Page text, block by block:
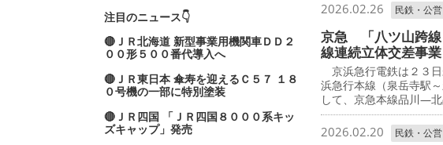
注目のニュース👇
🔴ＪＲ北海道 新型事業用機関車ＤＤ２
００形５００番代導入へ
🔴ＪＲ東日本 傘寿を迎えるＣ５７ １８
０号機の一部に特別塗装
🔴ＪＲ四国 「ＪＲ四国８０００系キッ
ズキャップ」発売
2026.02.26 民鉄・公
京急 「八ツ山跨
線連続立体交差事業
京浜急行電鉄は２３
浜急行本線（泉岳寺駅
して、京急本線品川―
2026.02.20 民鉄・公